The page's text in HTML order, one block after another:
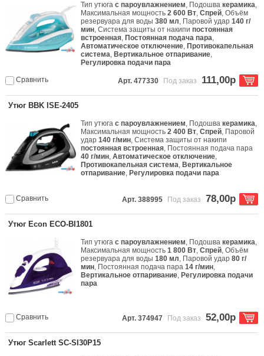
Тип утюгас пароувлажнением, Подошвакерамика,
Максимальная мощность2 600 Вт,Спрей, Объём
резервуара для воды380 мл, Паровой удар140 г/
мин, Система защиты от накипипостоянная
встроенная, Постоянная подача пара,
Автоматическое отключение, Противокапельная
система, Вертикальное отпаривание,
Регулировка подачи пара
Сравнить Арт. 477330 Под заказ 111,00р
Утюг BBK ISE-2405
Тип утюгас пароувлажнением, Подошвакерамика,
Максимальная мощность2 400 Вт,Спрей, Паровой
удар140 г/мин, Система защиты от накипи
постоянная встроенная, Постоянная подача пара
40 г/мин,Автоматическое отключение,
Противокапельная система, Вертикальное
отпаривание, Регулировка подачи пара
Сравнить Арт. 388995 Под заказ 78,00р
Утюг Econ ECO-BI1801
Тип утюгас пароувлажнением, Подошвакерамика,
Максимальная мощность1 800 Вт,Спрей, Объём
резервуара для воды180 мл, Паровой удар80 г/
мин, Постоянная подача пара14 г/мин,
Вертикальное отпаривание, Регулировка подачи
пара
Сравнить Арт. 374947 Под заказ 52,00р
Утюг Scarlett SC-SI30P15